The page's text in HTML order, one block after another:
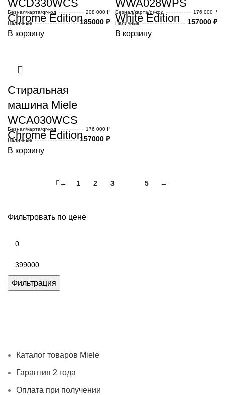
Фильтровать по цене
Фильтрация
WCD330WCS
Chrome Edition
Безнал/карта/qr-код
208 000 ₽
Наличные
185000 ₽
В корзину
WWA028WPS
White Edition
Безнал/карта/qr-код
176 000 ₽
Наличные
157000 ₽
В корзину
Стиральная
машина Miele
WCA030WCS
Chrome Edition
Безнал/карта/qr-код
176 000 ₽
Наличные
157000 ₽
В корзину
← 1 2 3 5 →
Каталог товаров Miele
Гарантия 2 года
Оплата при получении